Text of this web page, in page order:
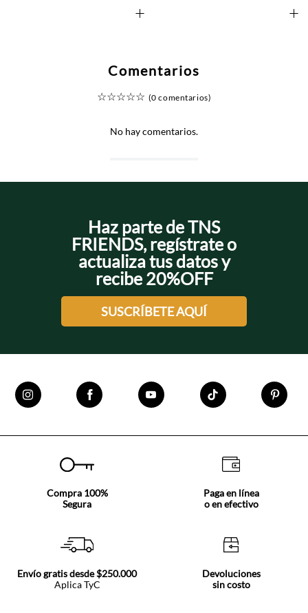
+ +
Comentarios
☆☆☆☆☆ (0 comentarios)
No hay comentarios.
Haz parte de TNS
FRIENDS, regístrate o
actualiza tus datos y
recibe 20%OFF
SUSCRÍBETE AQUÍ
Compra 100%
Segura
Paga en línea
o en efectivo
Envío gratis desde $250.000
Aplica TyC
Devoluciones
sin costo